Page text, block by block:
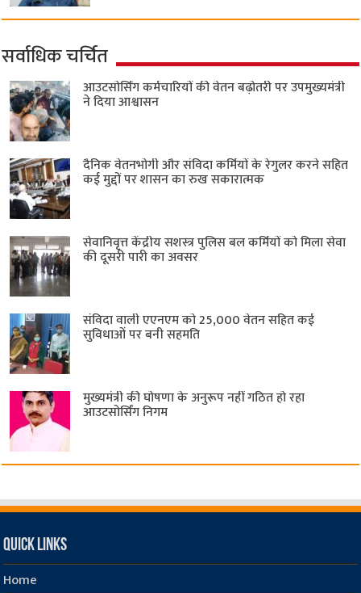
सर्वाधिक चर्चित
आउटसोर्सिंग कर्मचारियों की वेतन बढ़ोतरी पर उपमुख्यमंत्री
ने दिया आश्वासन
दैनिक वेतनभोगी और संविदा कर्मियों के रेगुलर करने सहित
कई मुद्दों पर शासन का रुख सकारात्मक
सेवानिवृत्त केंद्रीय सशस्त्र पुलिस बल ​कर्मियों को मिला सेवा
की दूसरी पारी का अवसर
संविदा वाली एएनएम को 25,000 वेतन सहित कई
सुविधाओं पर बनी सहमति
मुख्यमंत्री की घोषणा के अनुरूप नहीं गठित हो रहा
आउटसोर्सिंग निगम
Quick Links
Home